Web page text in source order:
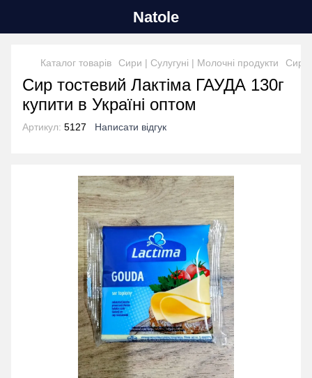
Natole
Каталог товарів Сири | Сулугуні | Молочні продукти Сир
Сир тостевий Лактіма ГАУДА 130г
купити в Україні оптом
Артикул: 5127 Написати відгук